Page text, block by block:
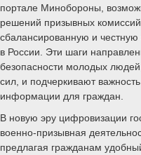
портале Минобороны,
решений призывных
сбалансированную и
в России. Эти шаги
безопасности молодых
сил, и подчеркивают
информации для граждан.
В новую эру цифровизации
военно-призывная
предлагая гражданам